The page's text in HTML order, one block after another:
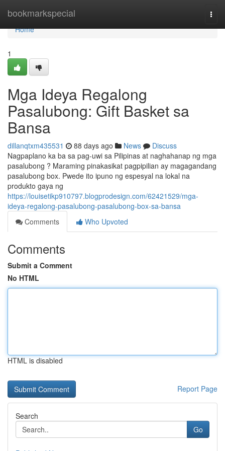
bookmarkspecial
Home
Home
1
Mga Ideya Regalong
Pasalubong: Gift Basket sa
Bansa
dillanqtxm435531 88 days ago News
Discuss
Nagpaplano ka ba sa pag-uwi sa Pilipinas at naghahanap ng mga
pasalubong ? Maraming pinakasikat pagpipilian ay magagandang
pasalubong box. Pwede ito ipuno ng espesyal na lokal na
produkto gaya ng
https://louisetikp910797.blogprodesign.com/62421529/mga-
ideya-regalong-pasalubong-pasalubong-box-sa-bansa
Comments
Who Upvoted
Comments
Submit a Comment
No HTML
HTML is disabled
Report Page
Search
Go